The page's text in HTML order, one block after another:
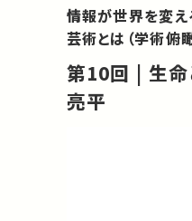
情報が世界を変え
芸術とは（学術俯
第10回 | 生命
亮平